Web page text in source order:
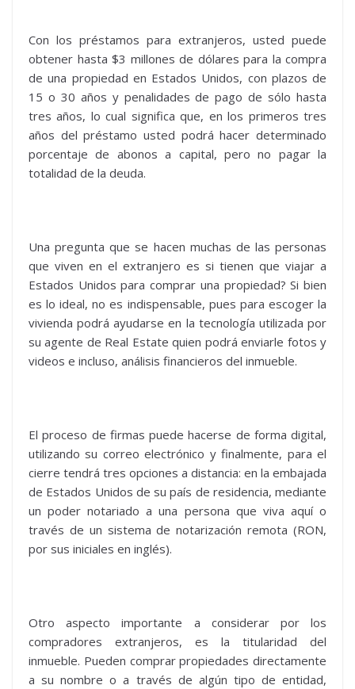
Con los préstamos para extranjeros, usted puede
obtener hasta $3 millones de dólares para la compra
de una propiedad en Estados Unidos, con plazos de
15 o 30 años y penalidades de pago de sólo hasta
tres años, lo cual significa que, en los primeros tres
años del préstamo usted podrá hacer determinado
porcentaje de abonos a capital, pero no pagar la
totalidad de la deuda.
Una pregunta que se hacen muchas de las personas
que viven en el extranjero es si tienen que viajar a
Estados Unidos para comprar una propiedad? Si bien
es lo ideal, no es indispensable, pues para escoger la
vivienda podrá ayudarse en la tecnología utilizada por
su agente de Real Estate quien podrá enviarle fotos y
videos e incluso, análisis financieros del inmueble.
El proceso de firmas puede hacerse de forma digital,
utilizando su correo electrónico y finalmente, para el
cierre tendrá tres opciones a distancia: en la embajada
de Estados Unidos de su país de residencia, mediante
un poder notariado a una persona que viva aquí o
través de un sistema de notarización remota (RON,
por sus iniciales en inglés).
Otro aspecto importante a considerar por los
compradores extranjeros, es la titularidad del
inmueble. Pueden comprar propiedades directamente
a su nombre o a través de algún tipo de entidad,